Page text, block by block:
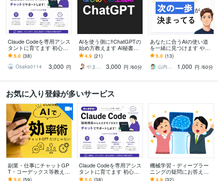
Claude Codeを専用アシス
タントに育てます 初心者
大歓迎！環境構築や用途
に合うルール・スキルを
作成します
5.0 (38)
Osaka0114
3,000 円
AIを使う側に‼ChatGPTの
始め方教えます AI秘書
化！ChatGPT使いこなし
術/基礎からリスキリング
4.9 (21)
やまさん＠生き方の知恵
3,000 円 /60分
あなたに合うAIの使い道
を一緒に見つけます やり
たいことが曖昧でも大丈
夫｜話を聞ける現役エン
ジニア
5.0 (13)
山内｜考えを整理する現役エンジニア
1,000 円 /60分
お気に入り登録が多いサービス
副業・仕事にチャットGP
T・コーデックス等教えま
す SNS自動可・業務効率
5.0 (59)
Claude Codeを専用アシス
タントに育てます 初心者
大歓迎！環境構築や用途
5.0 (38)
機械学習・ディープラー
ニングの疑問にお答えし
ます 京都大学で博士号取
4.9 (32)